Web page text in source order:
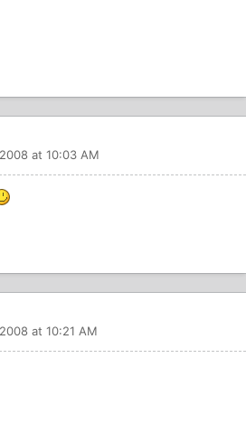
at 10:03 AM
at 10:21 AM